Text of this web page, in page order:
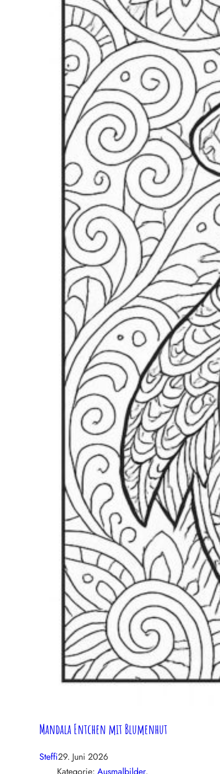
Mandala Entchen mit Blumenhut
Steffi29. Juni 2026
Kategorie: Ausmalbilder